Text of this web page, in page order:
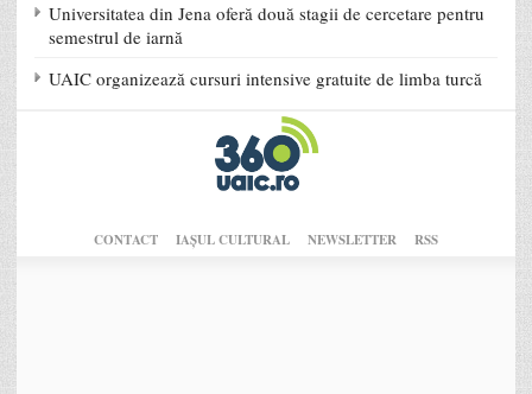
Universitatea din Jena oferă două stagii de cercetare pentru
semestrul de iarnă
UAIC organizează cursuri intensive gratuite de limba turcă
CONTACT IAŞUL CULTURAL NEWSLETTER RSS